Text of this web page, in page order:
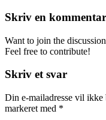
Skriv en kommentar
Want to join the
Feel free to contribute!
Skriv et svar
Din e-mailadresse vil ikke
markeret med *